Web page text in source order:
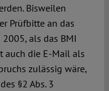
Bisweilen
Prüfbitte an das
als das BMI
auch die E-Mail als
zulässig wäre,
§2 Abs. 3